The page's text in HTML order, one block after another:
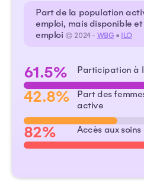
Part de la population
emploi, mais disponible
emploi © 2024 - WBG • ILO
61.5% Participation à
42.8%
Part des
active
82% Accès aux